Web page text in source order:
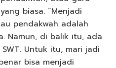
biasa. “Menjadi
pendakwah adalah
Namun, di balik itu, ada
Untuk itu, mari jadi
bisa menjadi